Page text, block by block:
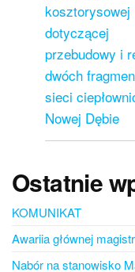
kosztorysowej
dotyczącej
przebudowy i
dwóch
sieci
Nowej Dębie
Ostatnie
KOMUNIKAT
Awariia głównej
Nabór na stanowisko